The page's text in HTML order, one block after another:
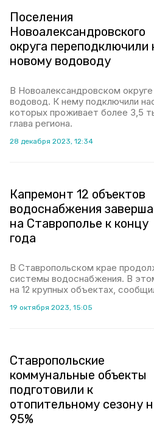
Поселения
Новоалександровского
округа переподключили
новому водоводу
В Новоалександровском округе
водовод. К нему подключили
которых проживает более 3,5
глава региона.
28 декабря 2023, 12:34
Капремонт 12 объектов
водоснабжения
на Ставрополье к концу
года
В Ставропольском крае
системы водоснабжения. В
на 12 крупных объектах,
19 октября 2023, 15:05
Ставропольские
коммунальные объекты
подготовили к
отопительному сезону
95%